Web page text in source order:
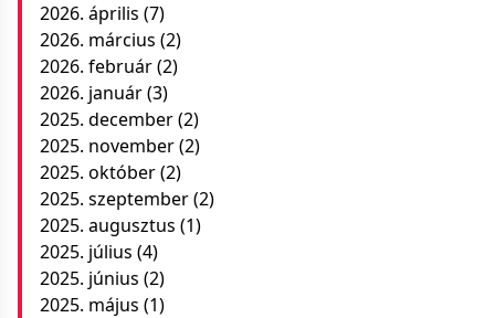
2026. április (7)
2026. március (2)
2026. február(2)
2026. január(3)
2025. december(2)
2025. november(2)
2025. október(2)
2025. szeptember(2)
2025. augusztus (1)
2025. július (4)
2025. június (2)
2025. május (1)